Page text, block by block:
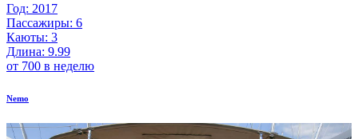
Год: 2017
Пассажиры: 6
Каюты: 3
Длина: 9.99
от 700 в неделю
Nemo